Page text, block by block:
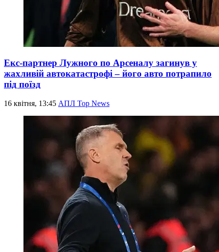
Екс-партнер Лужного по Арсеналу загинув у
жахливій автокатастрофі – його авто потрапило
під поїзд
16 квітня, 13:45 АПЛ Top News